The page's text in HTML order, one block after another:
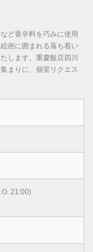
ど香辛料を巧みに使用
画に囲まれる落ち着い
します。重慶飯店四川
まりに、個室リクエス
21:00)